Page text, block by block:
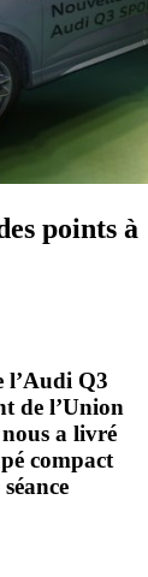
points à
l’Audi Q3
de l’Union
a livré
compact